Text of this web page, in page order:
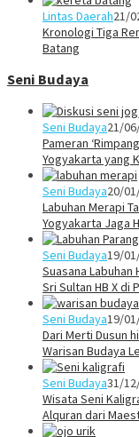
Lintas Daerah21/
Kronologi Tiga
Batang
Seni Budaya
Seni Budaya21/
Pameran
Yogyakarta yang
Seni Budaya20/
Labuhan Merapi
Yogyakarta Jaga
Seni Budaya19/
Suasana Labuhan
Sri Sultan HB X di
Seni Budaya19/
Dari Merti Dusun
Warisan Budaya
Seni Budaya31/
Wisata Seni
Alquran dari